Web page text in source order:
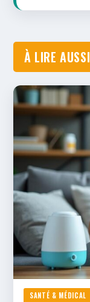
À LIRE AUSSI
SANTÉ & MÉDICAL